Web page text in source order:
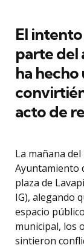
El
parte del
ha hecho
acto de
La mañana
Ayuntamiento
plaza de
IG), alegando
espacio
municipal, los
sintieron